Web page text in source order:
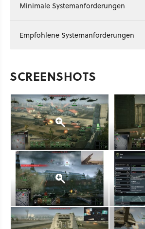
Minimale Systemanforderungen
Empfohlene Systemanforderungen
SCREENSHOTS